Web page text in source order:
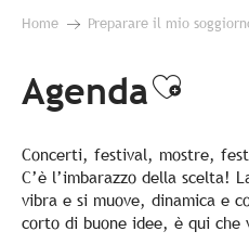
Home Preparare il mio
Agenda
Concerti, festival, mostre,
C’è l’imbarazzo della scelta!
vibra e si muove, dinamica e
corto di buone idee, è qui che